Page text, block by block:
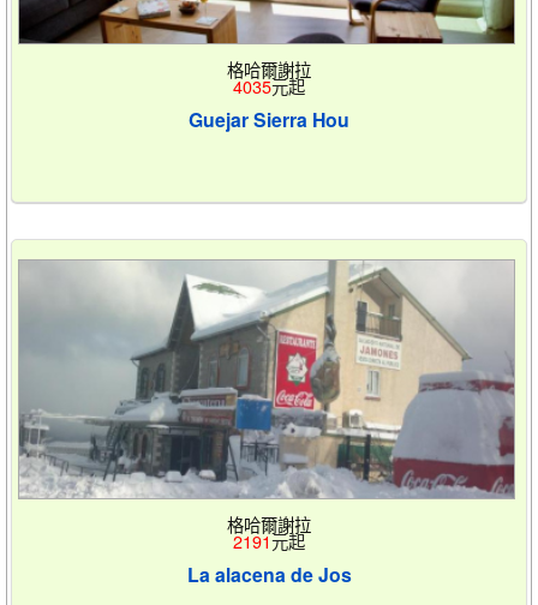
格哈爾謝拉
4035元起
Guejar Sierra Hou
格哈爾謝拉
2191元起
La alacena de Jos